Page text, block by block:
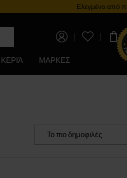
Πρόγραμμα επιβράβευσηςΕλεγμένο από
ΚΕΡΙΆ ΜΑΡΚΕΣ
Το πιο δημοφιλές